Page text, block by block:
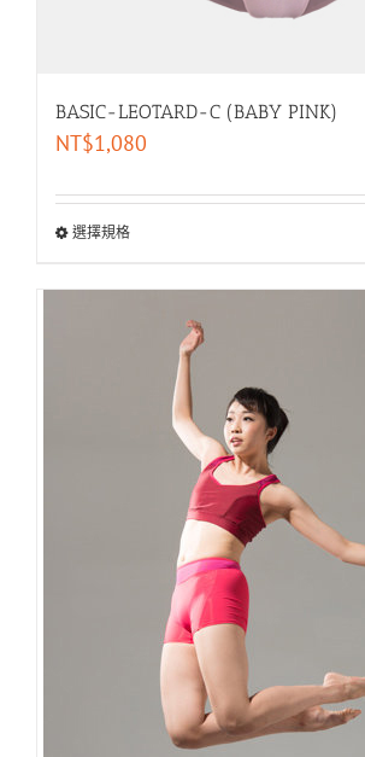
BASIC-LEOTARD-C (BABY PINK)
NT$1,080
選擇規格